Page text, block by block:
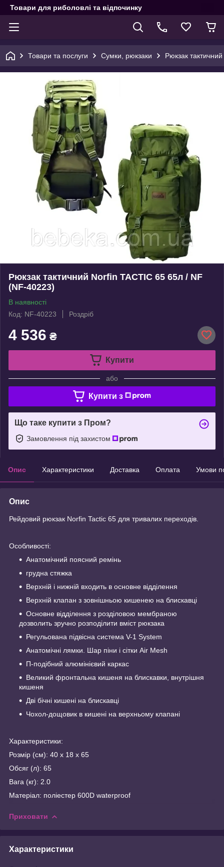
Товари для риболовлі та відпочинку
Товари та послуги Сумки, рюкзаки Рюкзак
Рюкзак тактичний Norfin TACTIC 65 65л / NF
(NF-40223)
В наявності
Код: NF-40223
Роздріб
4 536 ₴
Купити
або
Купити з
Що таке купити з Пром?
Замовлення під захистом
Опис Характеристики Доставка Оплата Умови
Опис
Рейдовий рюкзак Norfin Tactic 65 для тривалих переходів.
Особливості:
Анатомічний поясний ремінь
грудна стяжка
Верхній і нижній входить в основне відділення
Верхній клапан з зовнішньою кишенею на блискавці
Основне відділення з розділовою мембраною
дозволить зручно розподілити вміст рюкзака
Регульована підвісна система V-1 System
Анатомічні лямки. Шар піни і сітки Air Mesh
П-подібний алюмінієвий каркас
Великий фронтальна кишеня на блискавки, внутрішня
кишеня
Дві бічні кишені на блискавці
Чохол-дощовик в кишені на верхньому клапані
Характеристики:
Розмір (см): 40 х 18 х 65
Обсяг (л): 65
Вага (кг): 2.0
Матеріал: поліестер 600D waterproof
Приховати
Характеристики